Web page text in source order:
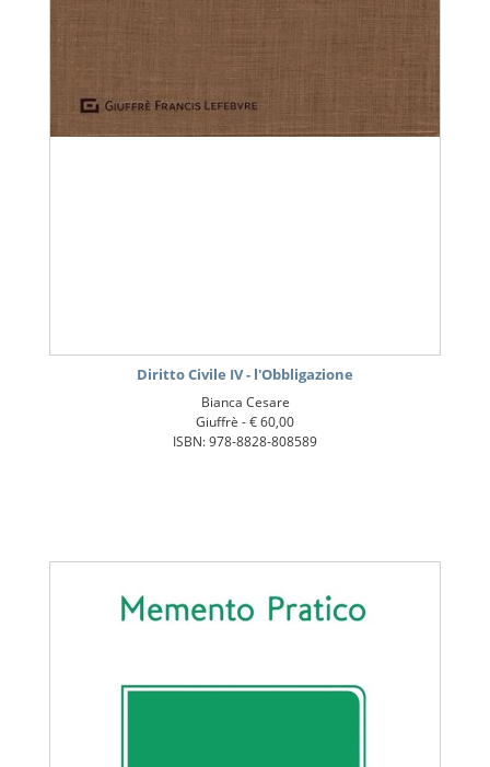
Diritto Civile IV - l'Obbligazione
Bianca Cesare
Giuffrè -€ 60,00
ISBN: 978-8828-808589